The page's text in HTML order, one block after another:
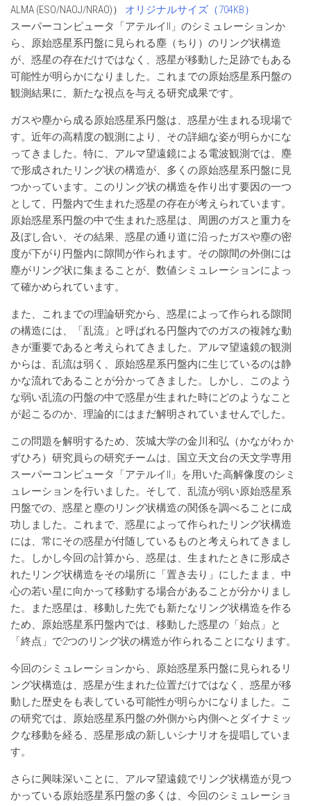
ALMA (ESO/NAOJ/NRAO)） オリジナルサイズ（704KB）
スーパーコンピュータ「アテルイII」のシミュレーションか
ら、原始惑星系円盤に見られる塵（ちり）のリング状構造
が、惑星の存在だけではなく、惑星が移動した足跡でもある
可能性が明らかになりました。これまでの原始惑星系円盤の
観測結果に、新たな視点を与える研究成果です。
ガスや塵から成る原始惑星系円盤は、惑星が生まれる現場で
す。近年の高精度の観測により、その詳細な姿が明らかにな
ってきました。特に、アルマ望遠鏡による電波観測では、塵
で形成されたリング状の構造が、多くの原始惑星系円盤に見
つかっています。このリング状の構造を作り出す要因の一つ
として、円盤内で生まれた惑星の存在が考えられています。
原始惑星系円盤の中で生まれた惑星は、周囲のガスと重力を
及ぼし合い、その結果、惑星の通り道に沿ったガスや塵の密
度が下がり円盤内に隙間が作られます。その隙間の外側には
塵がリング状に集まることが、数値シミュレーションによっ
て確かめられています。
また、これまでの理論研究から、惑星によって作られる隙間
の構造には、「乱流」と呼ばれる円盤内でのガスの複雑な動
きが重要であると考えられてきました。アルマ望遠鏡の観測
からは、乱流は弱く、原始惑星系円盤内に生じているのは静
かな流れであることが分かってきました。しかし、このよう
な弱い乱流の円盤の中で惑星が生まれた時にどのようなこと
が起こるのか、理論的にはまだ解明されていませんでした。
この問題を解明するため、茨城大学の金川和弘（かながわ か
ずひろ）研究員らの研究チームは、国立天文台の天文学専用
スーパーコンピュータ「アテルイII」を用いた高解像度のシミ
ュレーションを行いました。そして、乱流が弱い原始惑星系
円盤での、惑星と塵のリング状構造の関係を調べることに成
功しました。これまで、惑星によって作られたリング状構造
には、常にその惑星が付随しているものと考えられてきまし
た。しかし今回の計算から、惑星は、生まれたときに形成さ
れたリング状構造をその場所に「置き去り」にしたまま、中
心の若い星に向かって移動する場合があることが分かりまし
た。また惑星は、移動した先でも新たなリング状構造を作る
ため、原始惑星系円盤内では、移動した惑星の「始点」と
「終点」で2つのリング状の構造が作られることになります。
今回のシミュレーションから、原始惑星系円盤に見られるリ
ング状構造は、惑星が生まれた位置だけではなく、惑星が移
動した歴史をも表している可能性が明らかになりました。こ
の研究では、原始惑星系円盤の外側から内側へとダイナミッ
クな移動を経る、惑星形成の新しいシナリオを提唱していま
す。
さらに興味深いことに、アルマ望遠鏡でリング状構造が見つ
かっている原始惑星系円盤の多くは、今回のシミュレーショ